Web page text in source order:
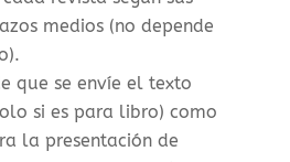
medios (no depende
que se envíe el texto
si es para libro) como
la presentación de